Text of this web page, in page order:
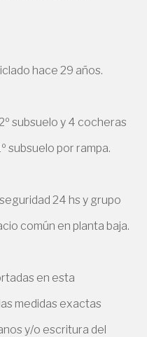
hace 29 años.
subsuelo y 4 cocheras
subsuelo por rampa.
24 hs y grupo
común en planta baja.
en esta
medidas exactas
y/o escritura del